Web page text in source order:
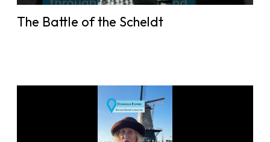
The Battle of the Scheldt